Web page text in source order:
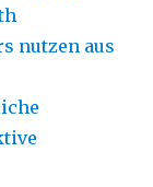
nutzen aus